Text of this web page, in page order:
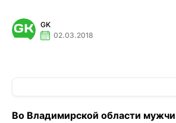
GK
02.03.2018
Во Владимирской области